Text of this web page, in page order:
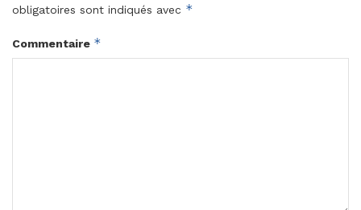
obligatoires sont indiqués avec *
Commentaire *